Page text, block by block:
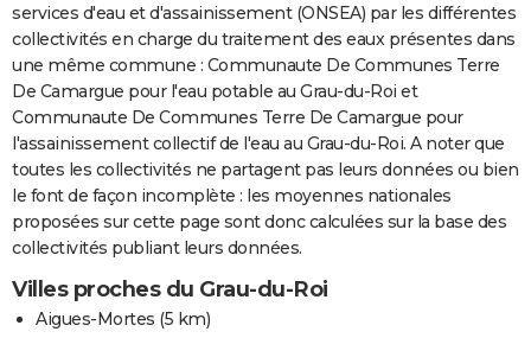
services d'eau et d'assainissement (ONSEA) par les différentes
collectivités en charge du traitement des eaux présentes dans
une même commune : Communaute De Communes Terre
De Camargue pour l'eau potable au Grau-du-Roi et
Communaute De Communes Terre De Camargue pour
l'assainissement collectif de l'eau au Grau-du-Roi. A noter que
toutes les collectivités ne partagent pas leurs données ou bien
le font de façon incomplète : les moyennes nationales
proposées sur cette page sont donc calculées sur la base des
collectivités publiant leurs données.
Villes proches du Grau-du-Roi
Aigues-Mortes (5 km)